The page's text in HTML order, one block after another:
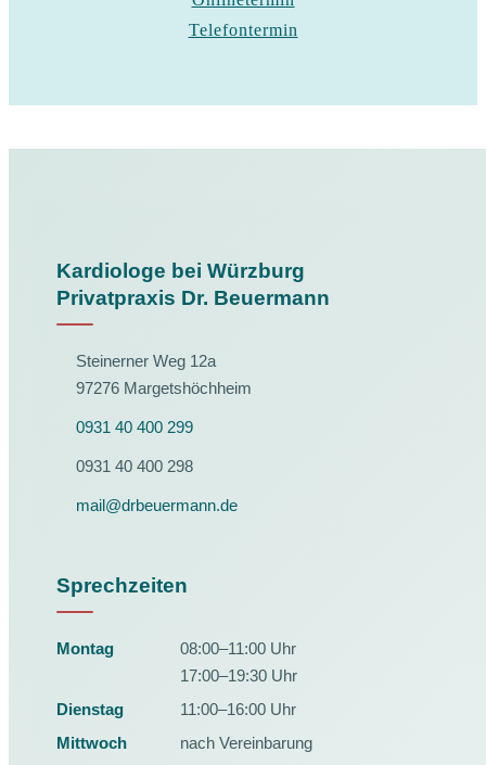
Telefontermin
Kardiologe bei Würzburg
Privatpraxis Dr. Beuermann
Steinerner Weg 12a
97276 Margetshöchheim
0931 40 400 299
0931 40 400 298
mail@drbeuermann.de
Sprechzeiten
Montag
08:00–11:00 Uhr
17:00–19:30 Uhr
Dienstag
11:00–16:00 Uhr
Mittwoch
nach Vereinbarung